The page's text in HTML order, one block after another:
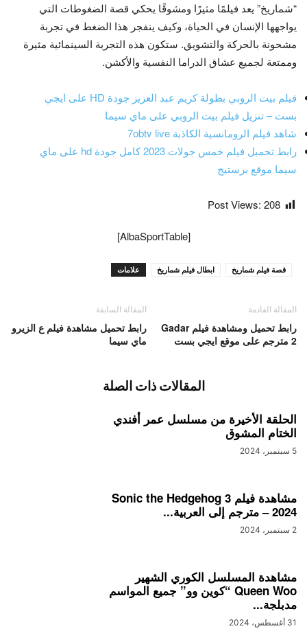
“شماريخ” يعد فيلمًا مثيرًا ومشوقًا يحكي قصة الضغوطات التي
يواجهها الإنسان في الحياة، وكيف ينفجر هذا الضغط في تجربة
مشحونة بالحركة والتشويق. ستكون هذه التجربة السينمائية مثيرة
وممتعة لجميع عشاق الدراما النفسية والأكشن.
فيلم بيت الروبي بطولة كريم عبد العزيز جودة HD على ايجي
بست – تنزيل فيلم بيت الروبي على ماي سيما
شاهد فيلم الرومانسية الكاذبة 7obtv live
رابط تحميل فيلم خمس جولات 2023 كامل جودة hd على ماي
سيما موقع برستيج
Post Views: 208
[AlbaSportTable]
علامات ابطال فيلم شماريخ قصة فيلم شماريخ
المقالة السابقة
رابط تحميل مشاهدة فيلم ع الزيرو
ماي سيما
المقالة القادمة
رابط تحميل ومشاهدة فيلم Gadar
2 مترجم على موقع ايجي بست
المقالات ذات الصلة
الحلقة الأخيرة من مسلسل عمر أفندي
الختام المشوق
5 سبتمبر، 2024
مشاهدة فيلم Sonic the Hedgehog 3
– 2024 مترجم إلى العربية...
2 سبتمبر، 2024
مشاهدة المسلسل الكوري الشهير
Queen Woo “كوين وو” جميع المواسم
مدبلجة...
31 أغسطس، 2024